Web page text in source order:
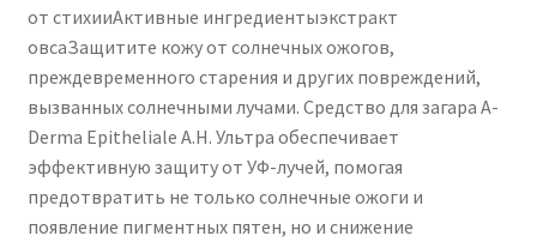
от стихииАктивные ингредиентыэкстракт
овсаЗащитите кожу от солнечных ожогов,
преждевременного старения и других повреждений,
вызванных солнечными лучами. Средство для загара A-
Derma Epitheliale A.H. Ультра обеспечивает
эффективную защиту от УФ-лучей, помогая
предотвратить не только солнечные ожоги и
появление пигментных пятен, но и снижение